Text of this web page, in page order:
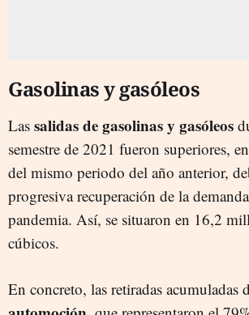
Gasolinas y gasóleos
Las salidas de gasolinas y gasóleos
semestre de 2021 fueron superiores,
del mismo periodo del año anterior,
progresiva recuperación de la
pandemia. Así, se situaron en 16,2
cúbicos.
En concreto, las retiradas acumuladas